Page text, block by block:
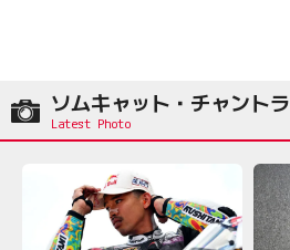
ソムキャット・チャントラ